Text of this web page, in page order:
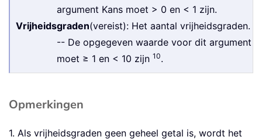
argument Kans moet > 0 en < 1 zijn.
Vrijheidsgraden(vereist): Het aantal vrijheidsgraden.
-- De opgegeven waarde voor dit argument
moet ≥ 1 en < 10 zijn 10.
Opmerkingen
1. Als vrijheidsgraden geen geheel getal is, wordt het